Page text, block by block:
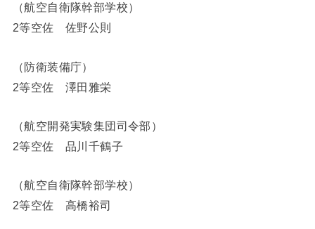
（航空自衛隊幹部学校）
2等空佐 佐野公則
（防衛装備庁）
2等空佐 澤田雅栄
（航空開発実験集団司令部）
2等空佐 品川千鶴子
（航空自衛隊幹部学校）
2等空佐 高橋裕司